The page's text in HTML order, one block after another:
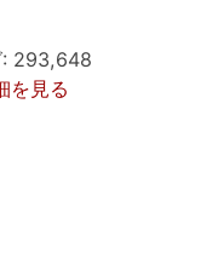
: 293,648
を見る